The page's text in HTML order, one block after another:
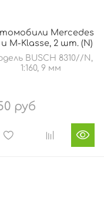
Mercedes
и M-Klasse, 2 шт. (N)
BUSCH 8310//N,
1:160, 9 мм
руб